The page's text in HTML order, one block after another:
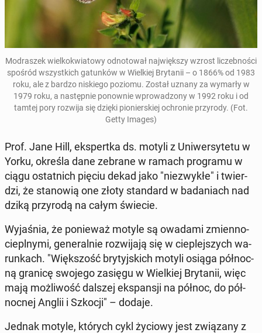
Mo­dra­szek wiel­ko­kwia­to­wy od­no­to­wał naj­więk­szy wzrost li­czeb­no­ści
spośród wszyst­kich ga­tun­ków w Wiel­kiej Bry­ta­nii – o 1866% od 1983
roku, ale z bardzo ni­skie­go poziomu. Został uznany za wymarły w
1979 roku, a na­stęp­nie po­now­nie wpro­wa­dzo­ny w 1992 roku i od
tamtej pory rozwija się dzięki pio­nier­skiej ochro­nie przy­ro­dy. (Fot.
Getty Images)
Prof. Jane Hill, eks­pert­ka ds. motyli z Uni­wer­sy­te­tu w
Yorku, określa dane zebrane w ramach pro­gra­mu w
ciągu ostat­nich pięciu dekad jako "nie­zwy­kłe" i twier­
dzi, że sta­no­wią one złoty stan­dard w ba­da­niach nad
dziką przy­ro­dą na całym świecie.
Wy­ja­śnia, że ​​po­nie­waż motyle są owadami zmien­no­
ciepl­ny­mi, ge­ne­ral­nie roz­wi­ja­ją się w cie­plej­szych wa­
run­kach. "Więk­szość bry­tyj­skich motyli osiąga pół­noc­
ną granicę swojego zasięgu w Wiel­kiej Bry­ta­nii, więc
mają moż­li­wość dalszej eks­pan­sji na północ, do pół­
noc­nej Anglii i Szkocji" – dodaje.
Jednak motyle, których cykl życiowy jest zwią­za­ny z